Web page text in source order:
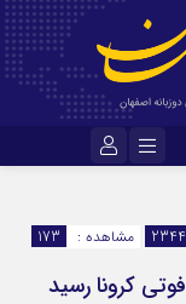
مشاهده : 173
کرونا رسید